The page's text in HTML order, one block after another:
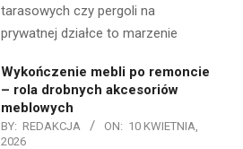
tarasowych czy pergoli na
prywatnej działce to marzenie
Wykończenie mebli po remoncie
– rola drobnych akcesoriów
meblowych
BY: REDAKCJA ON: 10 KWIETNIA,
2026